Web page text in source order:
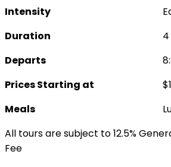
Intensity
Duration
Departs
Prices Starting at
Meals
All tours are subject to 12.5%
Fee